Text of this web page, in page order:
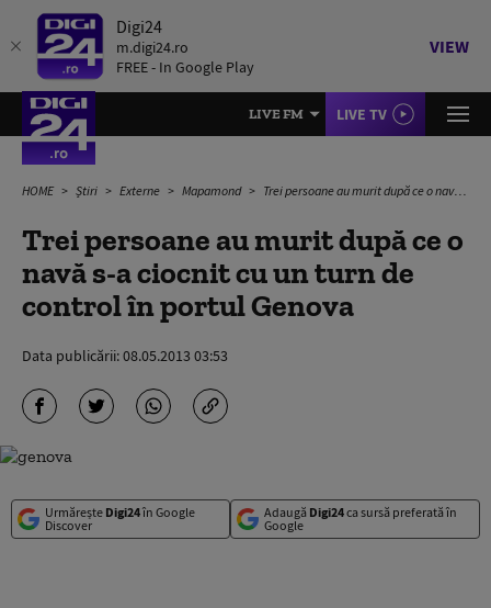
Digi24
m.digi24.ro
FREE - In Google Play
VIEW
LIVE FM LIVE TV
HOME Știri Externe Mapamond Trei persoane au murit după ce o navă s-a ciocnit cu un turn de control în portul Genova
Trei persoane au murit după ce o
navă s-a ciocnit cu un turn de
control în portul Genova
Data publicării:08.05.2013 03:53
Urmărește Digi24în Google
Discover
Adaugă Digi24ca sursă preferată în
Google